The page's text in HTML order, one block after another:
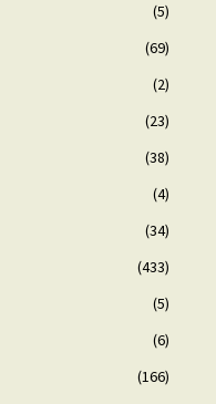
(5)
(69)
(2)
(23)
(38)
(4)
(34)
(433)
(5)
(6)
(166)